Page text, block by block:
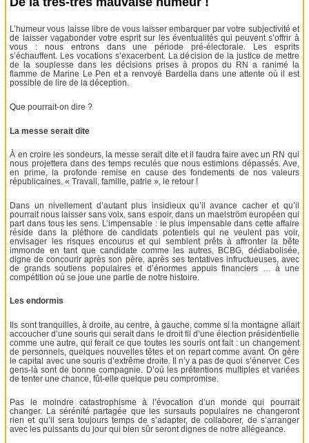
L’humeur vous laisse libre de vous laisser embarquer par votre subjectivité et
de laisser vagabonder votre esprit sur les éventualités qui peuvent s’offrir à
vous : nous entrons dans une période pré-électorale. Les esprits
s’échauffent. Les vocations s’exacerbent. La décision de la justice de mettre
de la souplesse dans les décisions prises à propos du RN a ranimé la
flamme de Marine Le Pen et a renvoyé Bardella dans une attente où il est
possible de lire de la déception.
Que pourrait-on dire ?
La messe serait dite
À en croire les sondeurs, la messe serait dite et il faudra faire avec un RN qui
nous projettera dans des temps reculés que nous estimions dépassés. Ave,
en prime, la profonde remise en cause des fondements de nos valeurs
républicaines. « Travail, famille, patrie », le retour !
Dans un nivellement d’autant plus insidieux qu’il avance cacher et qu’il
pourrait nous laisser sans voix, sans espoir, dans un maelström européen qui
part dans tous les sens. L’impensable : le plus impensable dans cette affaire
réside dans la pléthore de candidats potentiels qui ne veulent pas voir,
envisager les risques encourus et qui semblent prêts à affronter la bête
immonde en tant que candidate comme les autres, BCBG, dédiabolisée,
digne de concourir après son père, après ses tentatives infructueuses, avec
de grands soutiens populaires et d’énormes appuis financiers … à une
compétition où se joue une partie de notre histoire.
Les endormis
Ils sont tranquilles, à droite, au centre, à gauche, comme si la montagne allait
accoucher d’une souris qui serait dans le droit fil d’une élection présidentielle
comme une autre, qui ferait ce que toutes les souris ont fait : un changement
de personnels, quelques nouvelles têtes et on repart comme avant. On gère
le capital avec une souris d’extrême droite. Il n’y a pas de quoi s’énerver. Ces
gens-là sont de bonne compagnie. D’où les prétentions multiples et variées
de tenter une chance, fût-elle quelque peu compromise.
Pas le moindre catastrophisme à l’évocation d’un monde qui pourrait
changer. La sérénité partagée que les sursauts populaires ne changeront
rien et qu’il sera toujours temps de s’adapter, de collaborer, de s’arranger
avec les puissants du jour qui bien sûr seront dignes de notre allégeance.